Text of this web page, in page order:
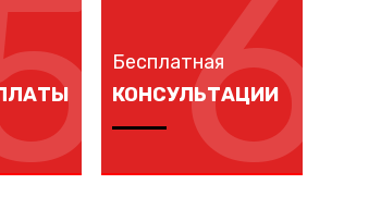
6
Бесплатная
КОНСУЛЬТАЦИИ